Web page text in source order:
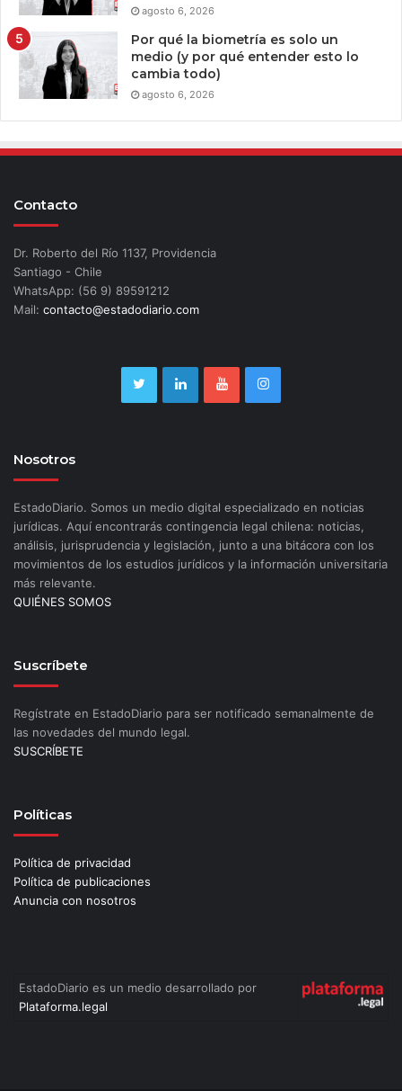
agosto 6, 2026
Por qué la biometría es solo un
medio (y por qué entender esto lo
cambia todo)
agosto 6, 2026
Contacto
Dr. Roberto del Río 1137, Providencia
Santiago - Chile
WhatsApp: (56 9) 89591212
Mail: contacto@estadodiario.com
Nosotros
EstadoDiario. Somos un medio digital especializado en noticias
jurídicas. Aquí encontrarás contingencia legal chilena: noticias,
análisis, jurisprudencia y legislación, junto a una bitácora con los
movimientos de los estudios jurídicos y la información universitaria
más relevante.
QUIÉNES SOMOS
Suscríbete
Regístrate en EstadoDiario para ser notificado semanalmente de
las novedades del mundo legal.
SUSCRÍBETE
Políticas
Política de privacidad
Política de publicaciones
Anuncia con nosotros
EstadoDiario es un medio desarrollado por
Plataforma.legal